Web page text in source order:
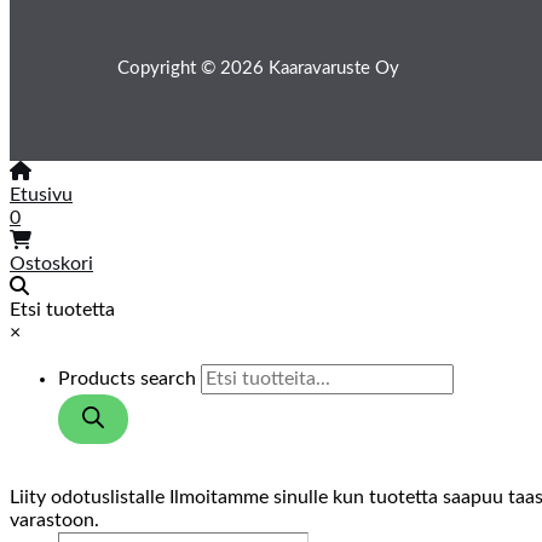
Copyright © 2026 Kaaravaruste Oy
Etusivu
0
Ostoskori
Etsi tuotetta
×
Products search
Liity odotuslistalle
Ilmoitamme sinulle kun tuotetta saapuu taas
varastoon.